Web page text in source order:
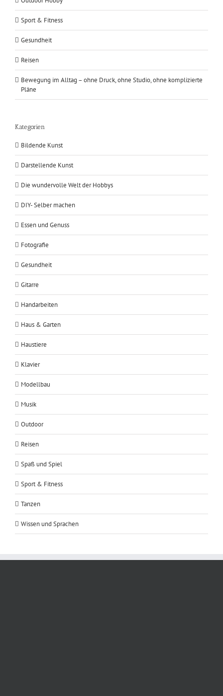
Sport & Fitness
Gesundheit
Reisen
Bewegung im Alltag – ohne Druck, ohne Studio, ohne komplizierte
Pläne
Kategorien
Bildende Kunst
Darstellende Kunst
Die wundervolle Welt der Hobbys
DIY- Selber machen
Essen und Genuss
Fotografie
Gesundheit
Gitarre
Handarbeiten
Haus & Garten
Haustiere
Klavier
Modellbau
Musik
Outdoor
Reisen
Spaß und Spiel
Sport & Fitness
Tanzen
Wissen und Sprachen